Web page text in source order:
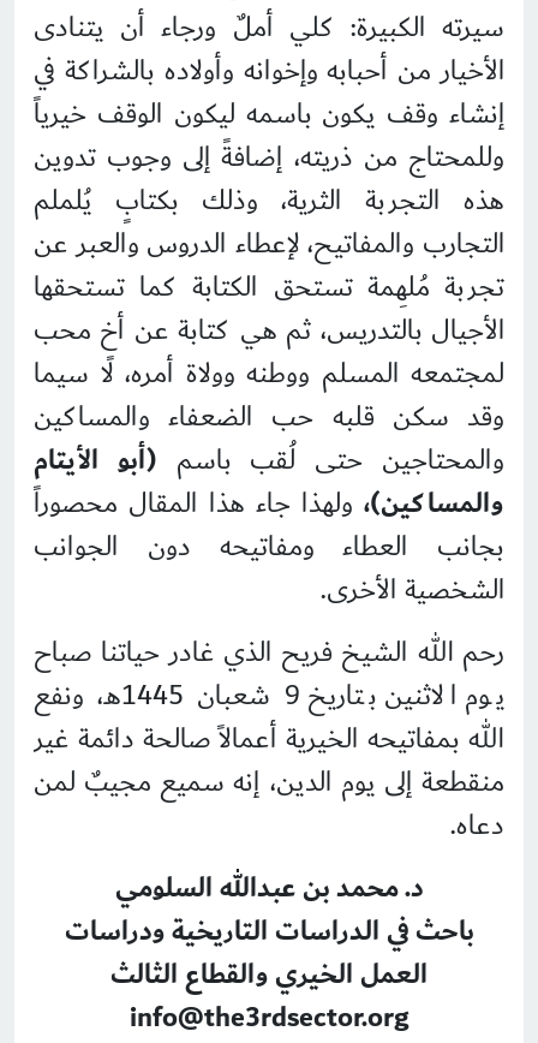
سيرته الكبيرة: كلي أملٌ ورجاء أن يتنادى
الأخيار من أحبابه وإخوانه وأولاده بالشراكة في
إنشاء وقف يكون باسمه ليكون الوقف خيرياً
وللمحتاج من ذريته، إضافةً إلى وجوب تدوين
هذه التجربة الثرية، وذلك بكتابٍ يُلملم
التجارب والمفاتيح، لإعطاء الدروس والعبر عن
تجربة مُلهِمة تستحق الكتابة كما تستحقها
الأجيال بالتدريس، ثم هي كتابة عن أخٍ محب
لمجتمعه المسلم ووطنه وولاة أمره، لا سيما
وقد سكن قلبه حب الضعفاء والمساكين
والمحتاجين حتى لُقب باسم (أبو الأيتام
والمساكين)، ولهذا جاء هذا المقال محصوراً
بجانب العطاء ومفاتيحه دون الجوانب
الشخصية الأخرى.
رحم الله الشيخ فريح الذي غادر حياتنا صباح
يوم الاثنين بتاريخ 9 شعبان 1445هـ، ونفع
الله بمفاتيحه الخيرية أعمالاً صالحة دائمة غير
منقطعة إلى يوم الدين، إنه سميع مجيبٌ لمن
دعاه.
د. محمد بن عبدالله السلومي
باحث في الدراسات التاريخية ودراسات
العمل الخيري والقطاع الثالث
info@the3rdsector.org